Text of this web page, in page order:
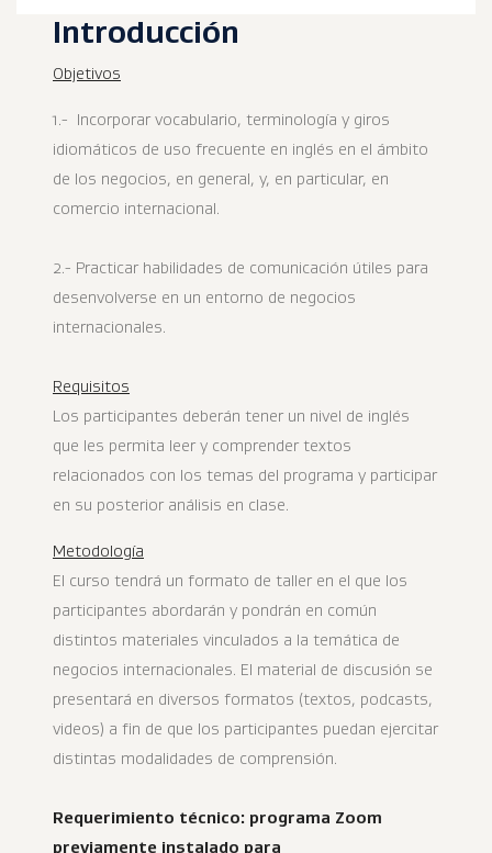
Introducción
Objetivos
1.- Incorporar vocabulario, terminología y giros
idiomáticos de uso frecuente en inglés en el ámbito
de los negocios, en general, y, en particular, en
comercio internacional.
2.- Practicar habilidades de comunicación útiles para
desenvolverse en un entorno de negocios
internacionales.
Requisitos
Los participantes deberán tener un nivel de inglés
que les permita leer y comprender textos
relacionados con los temas del programa y participar
en su posterior análisis en clase.
Metodología
El curso tendrá un formato de taller en el que los
participantes abordarán y pondrán en común
distintos materiales vinculados a la temática de
negocios internacionales. El material de discusión se
presentará en diversos formatos (textos, podcasts,
videos) a fin de que los participantes puedan ejercitar
distintas modalidades de comprensión.
Requerimiento técnico: programa Zoom
previamente instalado para